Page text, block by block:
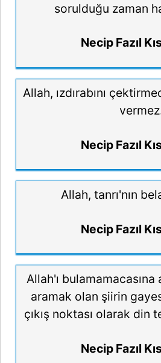
sorulduğu zaman
Necip Fazıl
Allah, ızdırabını
Necip Fazıl
Allah, tanrı'nın
Necip Fazıl
Allah'ı
aramak olan şiirin
çıkış noktası olarak din
Necip Fazıl